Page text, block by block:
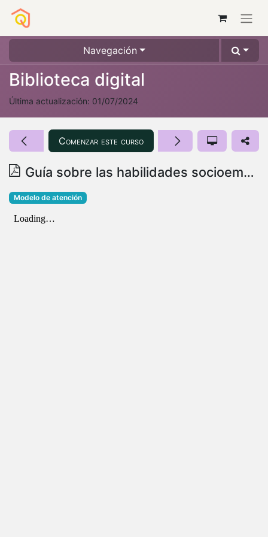
Navegación
Biblioteca digital
Última actualización: 01/07/2024
Guía sobre las habilidades socioemocionales y el uso de las fichas de actividades Construye T
Comenzar este curso
Modelo de atención